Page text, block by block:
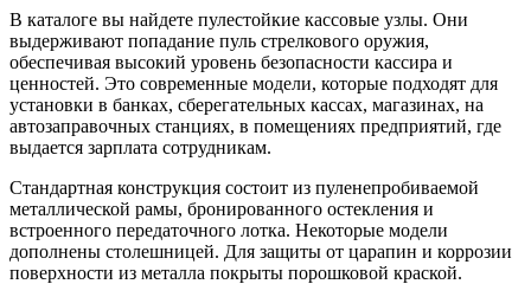
В каталоге вы найдете пулестойкие кассовые узлы. Они
выдерживают попадание пуль стрелкового оружия,
обеспечивая высокий уровень безопасности кассира и
ценностей. Это современные модели, которые подходят для
установки в банках, сберегательных кассах, магазинах, на
автозаправочных станциях, в помещениях предприятий, где
выдается зарплата сотрудникам.
Стандартная конструкция состоит из пуленепробиваемой
металлической рамы, бронированного остекления и
встроенного передаточного лотка. Некоторые модели
дополнены столешницей. Для защиты от царапин и коррозии
поверхности из металла покрыты порошковой краской.